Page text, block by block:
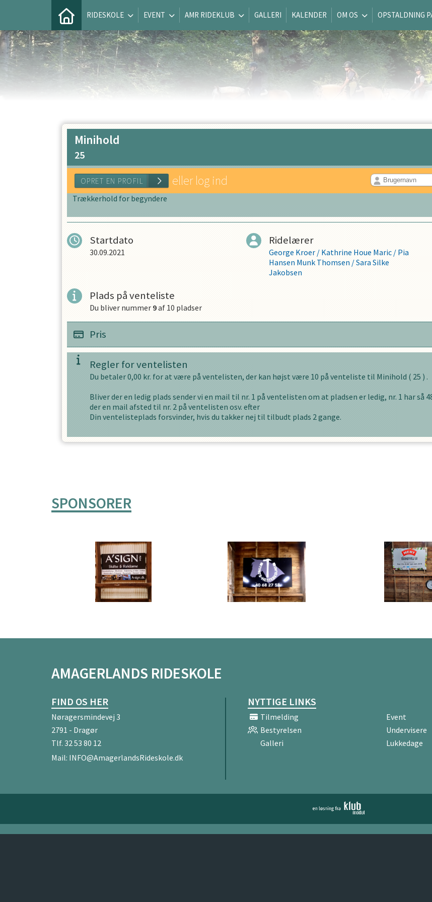
RIDESKOLE EVENT AMR RIDEKLUB GALLERI KALENDER OM OS OPSTALDNING
Minihold
25
OPRET EN PROFIL
eller log ind
Trækkerhold for begyndere
Startdato
30.09.2021
Ridelærer
George Kroer/ Kathrine Houe Maric/ Pia
Hansen Munk Thomsen/Sara Silke
Jakobsen
Plads på venteliste
Du bliver nummer 9af 10 pladser
Pris
Regler for ventelisten
Du betaler0,00 kr. for at være på ventelisten, der kan højst være 10 på venteliste til Minihold ( 25 ) .
Bliver der en ledig plads sender vi en mail til nr. 1 på ventelisten om at pladsen er ledig, nr. 1 har så
der en mail afsted til nr. 2 på ventelisten osv. efter
Din ventelisteplads forsvinder, hvis du takker nej til tilbudt plads 2gange.
SPONSORER
AMAGERLANDS RIDESKOLE
FIND OS HER
Nøragersmindevej 3
2791 - Dragør
Tlf. 32 53 80 12
Mail: INFO@AmagerlandsRideskole.dk
NYTTIGE LINKS
Tilmelding Event
Bestyrelsen
Undervisere
Galleri
Lukkedage